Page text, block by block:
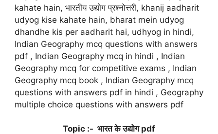
kahate hain, भारतीय उद्योग प्रश्नोत्तरी, khanij aadharit
udyog kise kahate hain, bharat mein udyog
dhandhe kis per aadharit hai, udhyog in hindi,
Indian Geography mcq questions with answers
pdf , Indian Geography mcq in hindi , Indian
Geography mcq for competitive exams , Indian
Geography mcq book , Indian Geography mcq
questions with answers pdf in hindi , Geography
multiple choice questions with answers pdf
Topic :- भारत के उद्योग pdf